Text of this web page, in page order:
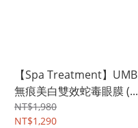
【Spa Treatment】UMB
無痕美白雙效蛇毒眼膜 (...
NT$1,980
NT$1,290